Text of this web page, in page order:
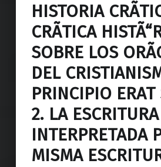
HISTORIA
CRÃTICA
SOBRE LOS
DEL
PRINCIPIO
2. LA ESCRITURA
INTERPRETADA
MISMA